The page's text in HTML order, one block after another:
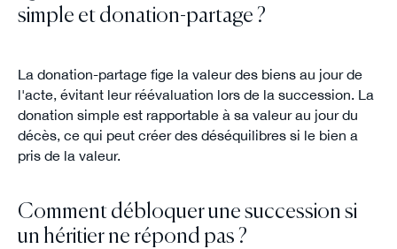
simple et donation-partage ?
La donation-partage fige la valeur des biens au jour de
l'acte, évitant leur réévaluation lors de la succession. La
donation simple est rapportable à sa valeur au jour du
décès, ce qui peut créer des déséquilibres si le bien a
pris de la valeur.
Comment débloquer une succession si
un héritier ne répond pas ?